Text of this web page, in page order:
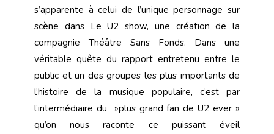
s’apparente à celui de l’unique personnage sur
scène dans Le U2 show, une création de la
compagnie Théâtre Sans Fonds. Dans une
véritable quête du rapport entretenu entre le
public et un des groupes les plus importants de
l’histoire de la musique populaire, c’est par
l’intermédiaire du »plus grand fan de U2 ever »
qu’on nous raconte ce puissant éveil